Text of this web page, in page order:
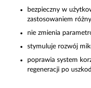
bezpieczny w
zastosowaniem
nie zmienia
stymuluje rozwój
poprawia system
regeneracji po